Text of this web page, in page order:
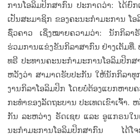
ການ​ໂອ​ລິ​ມ​ປິກ​ສາ​ກົນ​ ປະ​ກາດ​ວ່າ: ໄດ້ຍົ
ເປັນ​ສະ​ມາ​ຊິກ ຂອງ​ຄະ​ນະ​ກຳ​ມະ​ການ​ ໂອ​
ຊົ່ວ​ຄາ​ວ ເຊິ່ງ​ໝາຍ​ຄວາມ​ວ່າ: ນັກ​ກິ​ລາ​
ຮ່ວມ​ການ​ແຂ່ງ​ຂັນ​ກິ​ລາ​ສາ​ກົນ ​ຢ່າງ​​ເຕັມ​ທີ່.
ທ​ຣີ ​ປະ​ທານຄະ​ນະ​ກຳ​ມະ​ການ​ໂອ​ລິ​ມ​ປິກ​ສ
ຫວັງ​ວ່າ ​​ສາ​ມາດຮັບ​ປະ​ກັນ ​ໃຫ້​ນັກ​ກິ​ລາ​​ທຸ
ງານ​ກິ​ລາ​ໂອ​ລິມ​ປິກ ໂດຍ​ບໍ່​ຕ້ອງ​ແບກ​ຫາບ​
ກະ​ທຳຂອງ​ລັດ​ຖະ​ບານ​ ປະ​ເທດ​ເຂົາ​ເຈົ້າ.
ກັນ ​ລະ​ຫວ່າງ ​ຣັດ​ເຊຍ ແລະ​ ອູ​ແກ​ຣນ​ໃນ​
ນະ​ກຳ​ມະ​ການ​ໂອ​ລິມ​ປິກ​ສາ​ກົນ​ ໄດ້ໂຈ